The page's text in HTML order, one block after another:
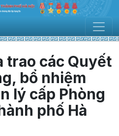
trao các Quyết
bổ nhiệm
lý cấp Phòng
phố Hà